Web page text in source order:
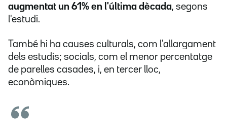
augmentat un 61% en l'última dècada, segons
l'estudi.
També hi ha causes culturals, com l'allargament
dels estudis; socials, com el menor percentatge
de parelles casades, i, en tercer lloc,
econòmiques.